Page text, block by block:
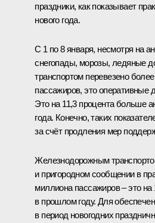
праздники, как показывает
нового года.
С 1 по 8 января, несмотря на
снегопады, морозы, ледяные
транспортом перевезено
пассажиров, это оперативные
Это на 11,3 процента больше
года. Конечно, таких
за счёт продления мер
Железнодорожным
и пригородном сообщении в
миллиона пассажиров – это
в прошлом году. Для
в период новогодних